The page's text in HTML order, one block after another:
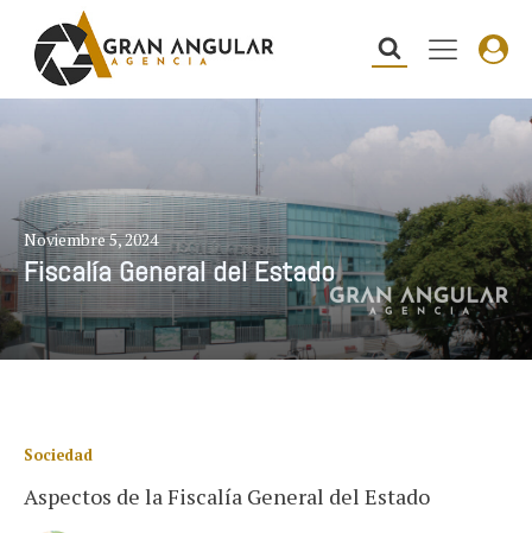
Noviembre 5, 2024
Fiscalía General del Estado
Sociedad
Aspectos de la Fiscalía General del Estado